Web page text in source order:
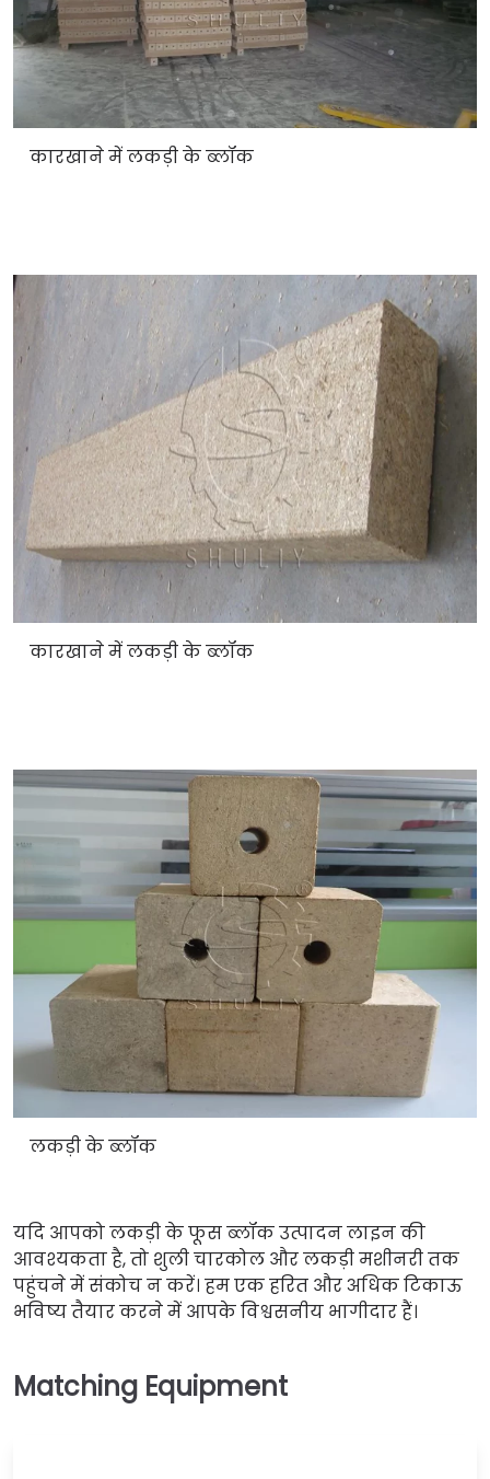
कारखाने में लकड़ी के ब्लॉक
कारखाने में लकड़ी के ब्लॉक
लकड़ी के ब्लॉक
यदि आपको लकड़ी के फूस ब्लॉक उत्पादन लाइन की
आवश्यकता है, तो शुली चारकोल और लकड़ी मशीनरी तक
पहुंचने में संकोच न करें। हम एक हरित और अधिक टिकाऊ
भविष्य तैयार करने में आपके विश्वसनीय भागीदार हैं।